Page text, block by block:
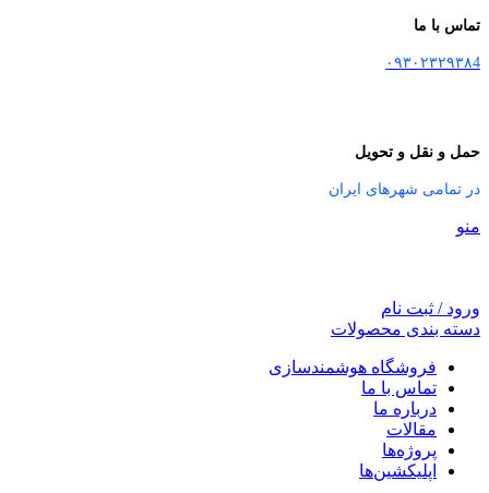
تماس با ما
۰۹۳۰۲۳۲۹۳۸4
حمل و نقل و تحویل
در تمامی شهرهای ایران
منو
ورود / ثبت نام
دسته بندی محصولات
فروشگاه هوشمندسازی
تماس با ما
درباره ما
مقالات
پروژه‌ها
اپلیکشین‌ها